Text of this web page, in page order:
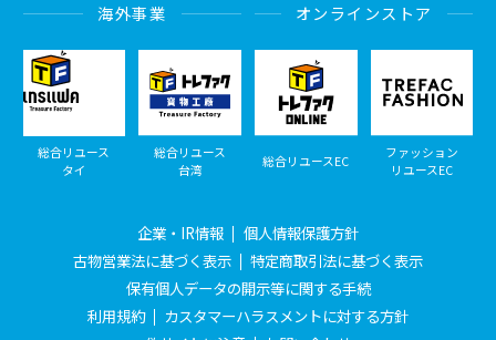
海外事業
総合リユース
タイ
総合リユース
台湾
オンラインストア
総合リユースEC
ファッション
リユースEC
企業・IR情報
個人情報保護方針
古物営業法に基づく表示
特定商取引法に基づく表示
保有個人データの開示等に関する手続
利用規約
カスタマーハラスメントに対する方針